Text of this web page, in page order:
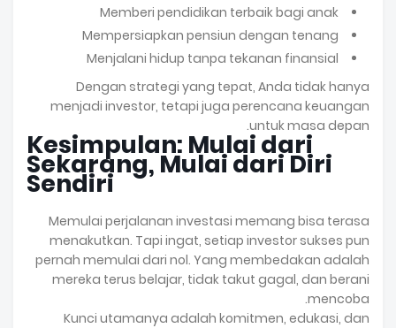
Memberi pendidikan terbaik bagi anak
Mempersiapkan pensiun dengan tenang
Menjalani hidup tanpa tekanan finansial
Dengan strategi yang tepat, Anda tidak hanya
menjadi investor, tetapi juga perencana keuangan
untuk masa depan.
Kesimpulan: Mulai dari
Sekarang, Mulai dari Diri
Sendiri
Memulai perjalanan investasi memang bisa terasa
menakutkan. Tapi ingat, setiap investor sukses pun
pernah memulai dari nol. Yang membedakan adalah
mereka terus belajar, tidak takut gagal, dan berani
mencoba.
Kunci utamanya adalah komitmen, edukasi, dan